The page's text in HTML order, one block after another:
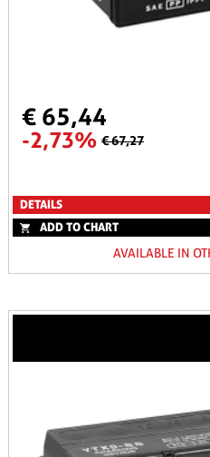
€ 65,44
-2,73% € 67,27
DETAILS
ADD TO CHART
AVAILABLE IN